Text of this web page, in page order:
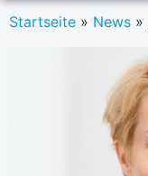
Startseite » News »